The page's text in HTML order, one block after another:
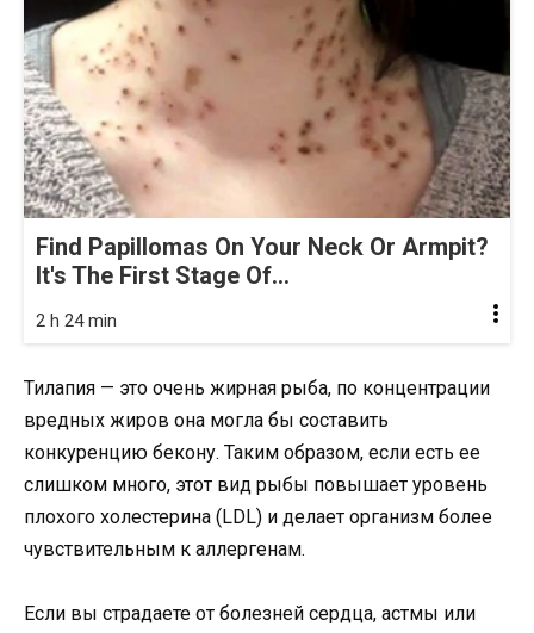
Find Papillomas On Your Neck Or Armpit?
It's The First Stage Of...
2 h 24 min
Тилапия — это очень жирная рыба, по концентрации
вредных жиров она могла бы составить
конкуренцию бекону. Таким образом, если есть ее
слишком много, этот вид рыбы повышает уровень
плохого холестерина (LDL) и делает организм более
чувствительным к аллергенам.
Если вы страдаете от болезней сердца, астмы или